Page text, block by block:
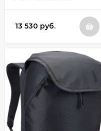
13 530 руб.